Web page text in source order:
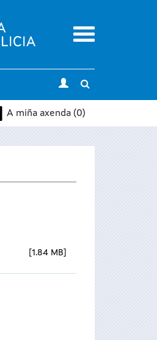
Menu
search
A miña axenda (0)
1.84 MB